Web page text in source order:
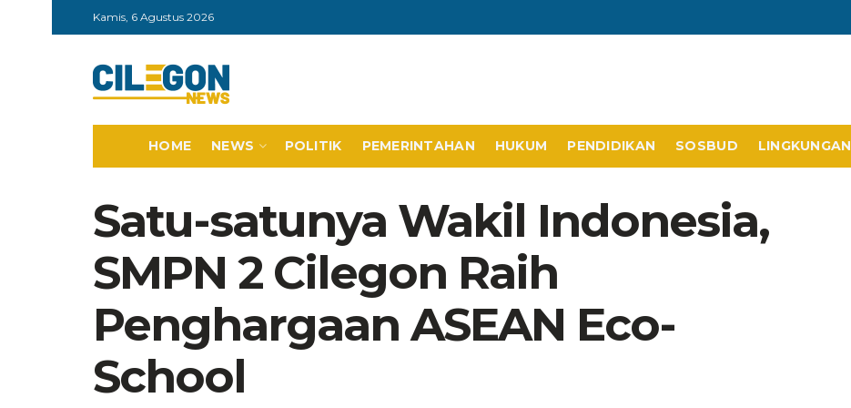
Kamis, 6 Agustus 2026
HOME NEWS POLITIK PEMERINTAHAN HUKUM PENDIDIKAN SOSBUD LINGKUNGAN
Satu-satunya Wakil Indonesia,
SMPN 2 Cilegon Raih
Penghargaan ASEAN Eco-
School